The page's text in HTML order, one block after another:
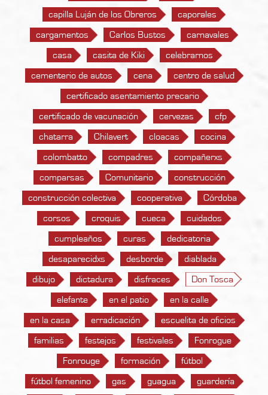
capilla Luján de los Obreros caporales
cargamentos Carlos Bustos carnavales
casa casita de Kiki celebrarnos
cementerio de autos cena centro de salud
certificado asentamiento precario
certificado de vacunación cervezas cfp
chatarra Chilavert cloacas cocina
colombatto compadres compañerxs
comparsas Comunitario construcción
construcción colectiva cooperativa Córdoba
corsos croquis cueca cuidados
cumpleaños curas dedicatoria
desaparecidxs desborde diablada
dibujo dictadura disfraces Don Tosca
elefante en el patio en la calle
en la casa erradicación escuelita de oficios
familias festejos festivales Fonrogue
Fonrouge formación fútbol
fútbol femenino gas guagua guardería